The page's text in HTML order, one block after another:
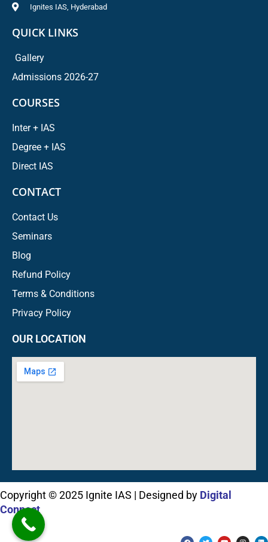
Ignites IAS, Hyderabad
QUICK LINKS
Gallery
Admissions 2026-27
COURSES
Inter + IAS
Degree + IAS
Direct IAS
CONTACT
Contact Us
Seminars
Blog
Refund Policy
Terms & Conditions
Privacy Policy
OUR LOCATION
Copyright © 2025 Ignite IAS | Designed by Digital
Connect
F T Y I L